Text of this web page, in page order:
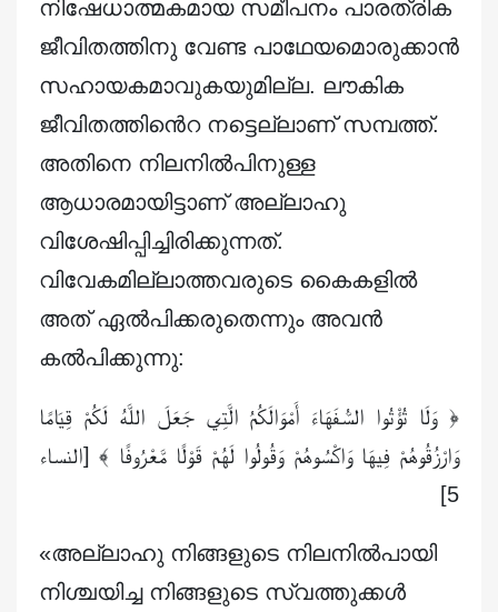
നിഷേധാത്മകമായ സമീപനം പാരത്രിക
ജീവിതത്തിനു വേണ്ട പാഥേയമൊരുക്കാൻ
സഹായകമാവുകയുമില്ല. ലൗകിക
ജീവിതത്തിൻെറ നട്ടെല്ലാണ് സമ്പത്ത്.
അതിനെ നിലനിൽപിനുള്ള
ആധാരമായിട്ടാണ് അല്ലാഹു
വിശേഷിപ്പിച്ചിരിക്കുന്നത്.
വിവേകമില്ലാത്തവരുടെ കൈകളിൽ
അത് ഏൽപിക്കരുതെന്നും അവൻ
കൽപിക്കുന്നു:
﴿ وَلَا تُؤْتُوا السُّفَهَاءَ أَمْوَالَكُمُ الَّتِي جَعَلَ اللَّهُ لَكُمْ قِيَامًا
وَارْزُقُوهُمْ فِيهَا وَاكْسُوهُمْ وَقُولُوا لَهُمْ قَوْلًا مَّعْرُوفًا ﴾ [النساء
5]
«അല്ലാഹു നിങ്ങളുടെ നിലനില്‍പായി
നിശ്ചയിച്ച നിങ്ങളുടെ സ്വത്തുക്കള്‍